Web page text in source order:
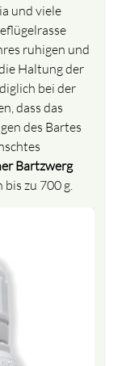
und viele
ruhigen und
Haltung der
bei der
dass das
des Bartes
Bartzwerg
zu 700 g.